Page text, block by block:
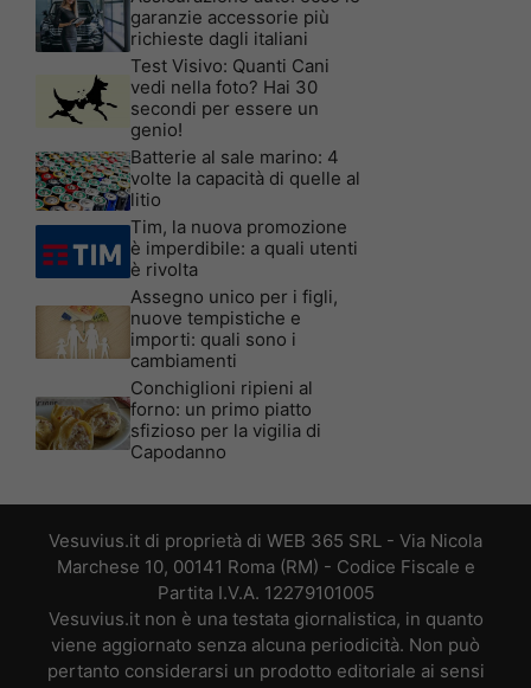
garanzie accessorie più
richieste dagli italiani
Test Visivo: Quanti Cani
vedi nella foto? Hai 30
secondi per essere un
genio!
Batterie al sale marino: 4
volte la capacità di quelle al
litio
Tim, la nuova promozione
è imperdibile: a quali utenti
è rivolta
Assegno unico per i figli,
nuove tempistiche e
importi: quali sono i
cambiamenti
Conchiglioni ripieni al
forno: un primo piatto
sfizioso per la vigilia di
Capodanno
Vesuvius.it di proprietà di WEB 365 SRL - Via Nicola
Marchese 10, 00141 Roma (RM) - Codice Fiscale e
Partita I.V.A. 12279101005
Vesuvius.it non è una testata giornalistica, in quanto
viene aggiornato senza alcuna periodicità. Non può
pertanto considerarsi un prodotto editoriale ai sensi